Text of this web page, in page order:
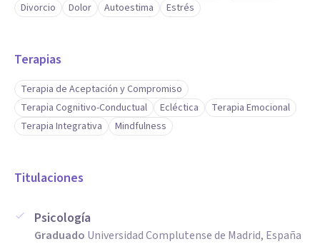
Divorcio
Dolor Autoestima Estrés
Terapias
Terapia de Aceptación y Compromiso
Terapia Cognitivo-Conductual
Ecléctica
Terapia Emocional
Terapia Integrativa
Mindfulness
Titulaciones
Psicología
Graduado Universidad Complutense de Madrid, España